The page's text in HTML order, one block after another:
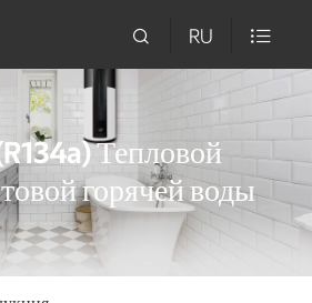
 RU 
Тепловой
горячей воды